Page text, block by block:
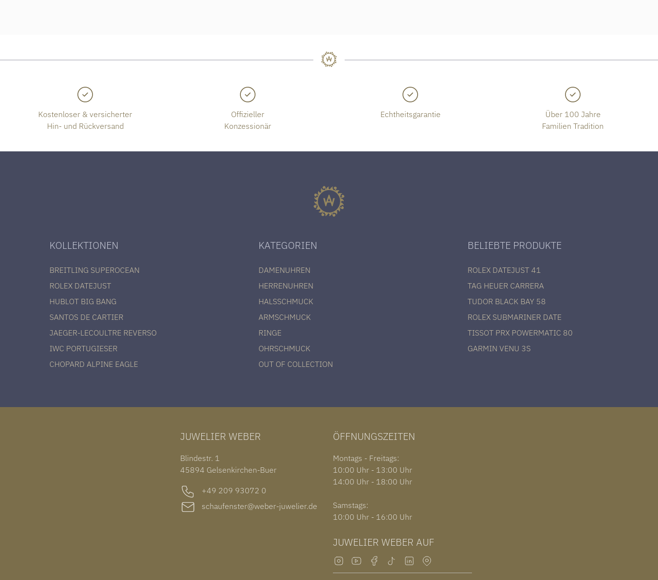
Kostenloser & versicherter
Hin- und Rückversand
Offizieller
Konzessionär
Echtheitsgarantie
Über 100 Jahre
Familien Tradition
KOLLEKTIONEN
BREITLING SUPEROCEAN
ROLEX DATEJUST
HUBLOT BIG BANG
SANTOS DE CARTIER
JAEGER-LECOULTRE REVERSO
IWC PORTUGIESER
CHOPARD ALPINE EAGLE
KATEGORIEN
DAMENUHREN
HERRENUHREN
HALSSCHMUCK
ARMSCHMUCK
RINGE
OHRSCHMUCK
OUT OF COLLECTION
BELIEBTE PRODUKTE
ROLEX DATEJUST 41
TAG HEUER CARRERA
TUDOR BLACK BAY 58
ROLEX SUBMARINER DATE
TISSOT PRX POWERMATIC 80
GARMIN VENU 3S
JUWELIER WEBER
Blindestr. 1
45894 Gelsenkirchen-Buer
+49 209 93072 0
schaufenster@weber-juwelier.de
ÖFFNUNGSZEITEN
Montags - Freitags:
10:00 Uhr - 13:00 Uhr
14:00 Uhr - 18:00 Uhr
Samstags:
10:00 Uhr - 16:00 Uhr
JUWELIER WEBER AUF